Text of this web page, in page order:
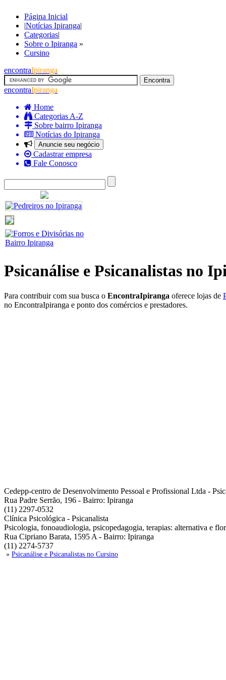
Página Inicial
|Notícias Ipiranga|
Categorias|
Sobre o Ipiranga »
Cursino
encontraIpiranga
encontraIpiranga
Home
Categorias A-Z
Sobre bairro Ipiranga
Notícias do Ipiranga
Anuncie seu negócio
Cadastrar empresa
Fale Conosco
Psicanálise e Psicanalistas no
Para contribuir com sua busca o EncontraIpiranga oferece lojas de
no EncontraIpiranga e ponto dos comércios e prestadores.
Cedepp-centro de Desenvolvimento Pessoal e Profissional Ltda -
Rua Padre Serrão, 196 - Bairro: Ipiranga
(11) 2297-0532
Clínica Psicológica - Psicanalista
Psicologia, fonoaudiologia, psicopedagogia, terapias: alternativa e
Rua Cipriano Barata, 1595 A - Bairro: Ipiranga
(11) 2274-5737
» Psicanálise e Psicanalistas no Cursino